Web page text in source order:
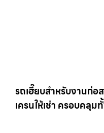
รถเฮี๊ยบสำหรับงานก่อ
เครนให้เช่า ครอบคลุม